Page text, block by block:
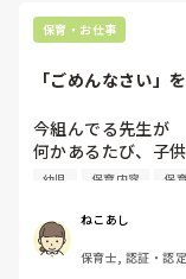
保育・お仕事
「ごめんなさい」
今組んでる先生が
何かあるたび、子
とが多く、聞いて
もちろん、子供同
お互いの言い分を
「ごめんなさい」
幼児 保育内容 保
ねこあし
保育士, 認証・認